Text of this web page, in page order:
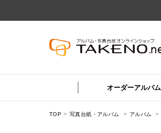
オーダーアルバム
TOP 写真台紙・アルバム アルバム